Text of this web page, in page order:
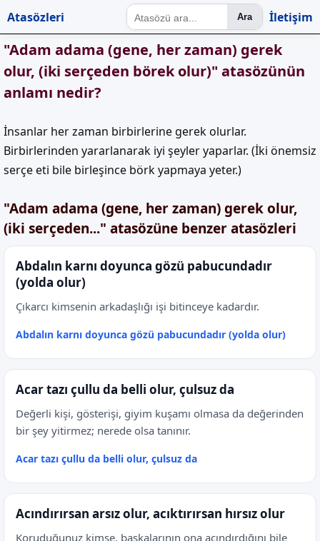
Atasözleri Ara İletişim
"Adam adama (gene, her zaman) gerek
olur, (iki serçeden börek olur)" atasözünün
anlamı nedir?
İnsanlar her zaman birbirlerine gerek olurlar.
Birbirlerinden yararlanarak iyi şeyler yaparlar. (İki önemsiz
serçe eti bile birleşince börk yapmaya yeter.)
"Adam adama (gene, her zaman) gerek olur,
(iki serçeden..." atasözüne benzer atasözleri
Abdalın karnı doyunca gözü pabucundadır
(yolda olur)
Çıkarcı kimsenin arkadaşlığı işi bitinceye kadardır.
Abdalın karnı doyunca gözü pabucundadır (yolda olur)
Acar tazı çullu da belli olur, çulsuz da
Değerli kişi, gösterişi, giyim kuşamı olmasa da değerinden
bir şey yitirmez; nerede olsa tanınır.
Acar tazı çullu da belli olur, çulsuz da
Acındırırsan arsız olur, acıktırırsan hırsız olur
Koruduğunuz kimse, başkalarının ona acındırdığını bile